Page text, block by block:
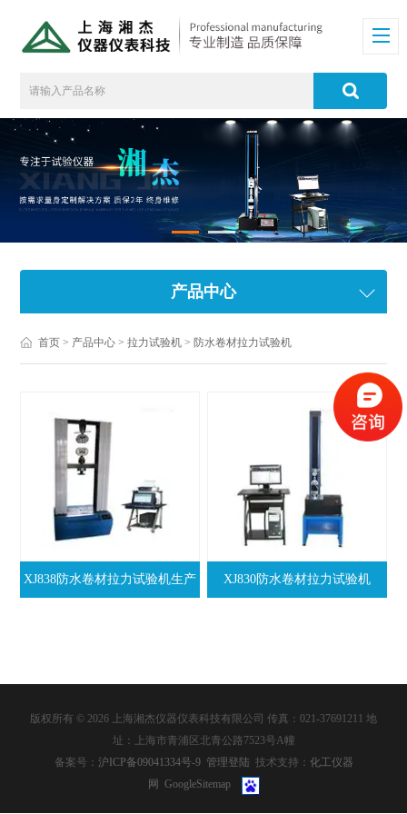
产品中心
首页 > 产品中心 >拉力试验机 > 防水卷材拉力试验机
XJ838防水卷材拉力试验机生产 XJ830防水卷材拉力试验机
版权所有 © 2026 上海湘杰仪器仪表科技有限公司 传真：021-37691211 地
址：上海市青浦区北青公路7523号A幢
备案号： 沪ICP备09041334号-9 管理登陆 技术支持： 化工仪器
网 GoogleSitemap